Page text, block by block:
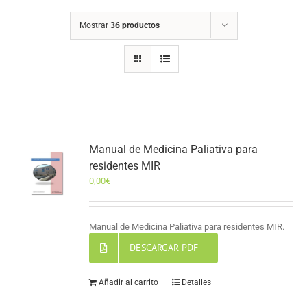
Mostrar 36 productos
Manual de Medicina Paliativa para
residentes MIR
0,00€
Manual de Medicina Paliativa para residentes MIR.
DESCARGAR PDF
Añadir al carrito Detalles